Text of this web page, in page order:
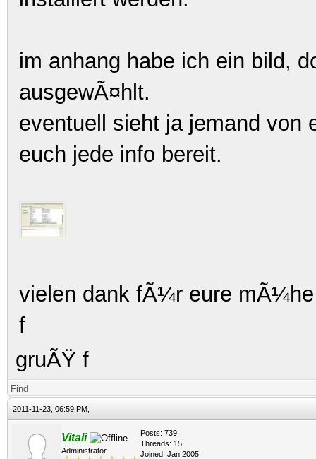
im anhang habe ich ein bild,
ausgewÃ¤hlt.
eventuell sieht ja jemand von
euch jede info bereit.
vielen dank fÃ¼r eure mÃ¼he
f
gruÃŸ f
Find
2011-11-23, 06:59 PM,
Vitali
Administrator
Posts: 739
Threads: 15
Joined: Jan 2005